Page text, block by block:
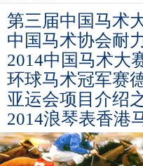
第三届中国马术
中国马术协会耐
2014中国马术大
环球马术冠军赛
亚运会项目介绍
2014浪琴表香港